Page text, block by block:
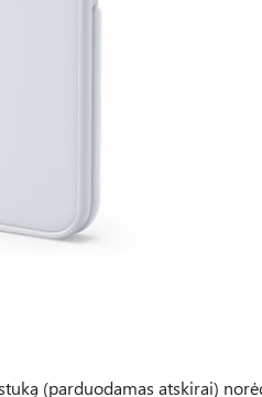
(parduodamas atskirai)